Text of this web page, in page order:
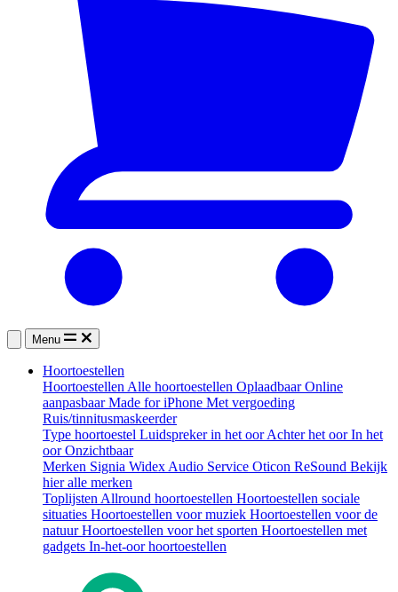
Menu
Hoortoestellen
HoortoestellenAlle hoortoestellen OplaadbaarOnline
aanpasbaarMade for iPhone Met vergoeding
Ruis/tinnitusmaskeerder
Type hoortoestel Luidspreker in het oorAchter het oorIn het
oorOnzichtbaar
Merken Signia WidexAudio Service Oticon ReSound Bekijk
hier alle merken
ToplijstenAllround hoortoestellen Hoortoestellen sociale
situaties Hoortoestellen voor muziek Hoortoestellen voor de
natuurHoortoestellen voor het sporten Hoortoestellen met
gadgets In-het-oor hoortoestellen